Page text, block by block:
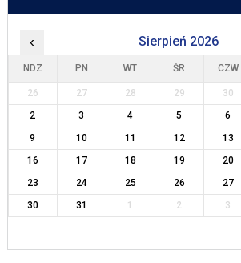
‹ Sierpień 2026
NDZ PN WT ŚR CZW
26 27 28 29 30
2
3 4 5 6
9
10 11 12 13
16
17 18 19 20
23
24 25 26 27
30
31 1 2 3